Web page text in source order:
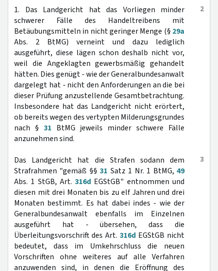
2
1. Das Landgericht hat das Vorliegen minder
schwerer Fälle des Handeltreibens mit
Betäubungsmitteln in nicht geringer Menge (§ 29a
Abs. 2 BtMG) verneint und dazu lediglich
ausgeführt, diese lägen schon deshalb nicht vor,
weil die Angeklagten gewerbsmäßig gehandelt
hätten. Dies genügt - wie der Generalbundesanwalt
dargelegt hat - nicht den Anforderungen an die bei
dieser Prüfung anzustellende Gesamtbetrachtung.
Insbesondere hat das Landgericht nicht erörtert,
ob bereits wegen des vertypten Milderungsgrundes
nach § 31 BtMG jeweils minder schwere Fälle
anzunehmen sind.
3
Das Landgericht hat die Strafen sodann dem
Strafrahmen "gemäß §§31 Satz 1 Nr. 1 BtMG,49
Abs. 1 StGB, Art.316d EGStGB" entnommen und
diesen mit drei Monaten bis zu elf Jahren und drei
Monaten bestimmt. Es hat dabei indes - wie der
Generalbundesanwalt ebenfalls im Einzelnen
ausgeführt hat - übersehen, dass die
Überleitungsvorschrift des Art. 316d EGStGB nicht
bedeutet, dass im Umkehrschluss die neuen
Vorschriften ohne weiteres auf alle Verfahren
anzuwenden sind, in denen die Eröffnung des